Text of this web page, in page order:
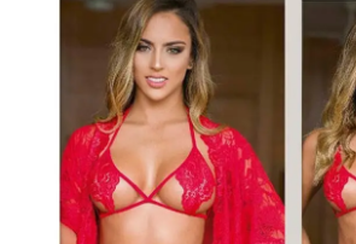
sensuales y
vestidos de baño
a los mejores
precios del
mercado.
Compra online